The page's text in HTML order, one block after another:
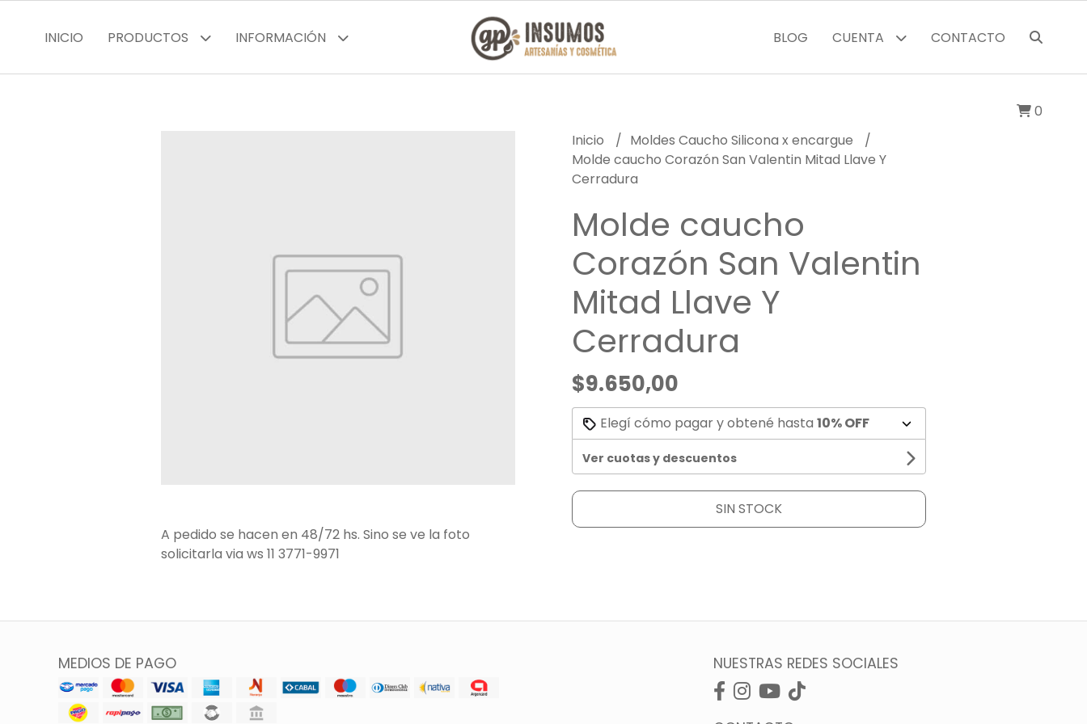
INICIO PRODUCTOS INFORMACIÓN BLOG CUENTA CONTACTO
0
A pedido se hacen en 48/72 hs. Sino se ve la foto
solicitarla via ws 11 3771-9971
Inicio
Moldes Caucho Silicona x encargue
Molde caucho Corazón San Valentin Mitad Llave Y
Cerradura
Molde caucho
Corazón San Valentin
Mitad Llave Y
Cerradura
$9.650,00
Elegí cómo pagar y obtené hasta 10% OFF
Ver cuotas y descuentos
SIN STOCK
MEDIOS DE PAGO NUESTRAS REDES SOCIALES